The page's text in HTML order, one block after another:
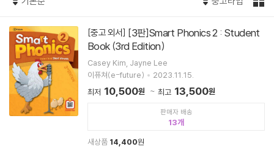
[중고 외서]
Book (3rd Edition)
Casey Kim, Jayne Lee
이퓨쳐(e-future)
2023.11.15.
최저 10,500원 최고 13,500원
판매자 배송
13
새상품 14,400원